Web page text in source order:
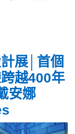
展│首個
越400年
安娜